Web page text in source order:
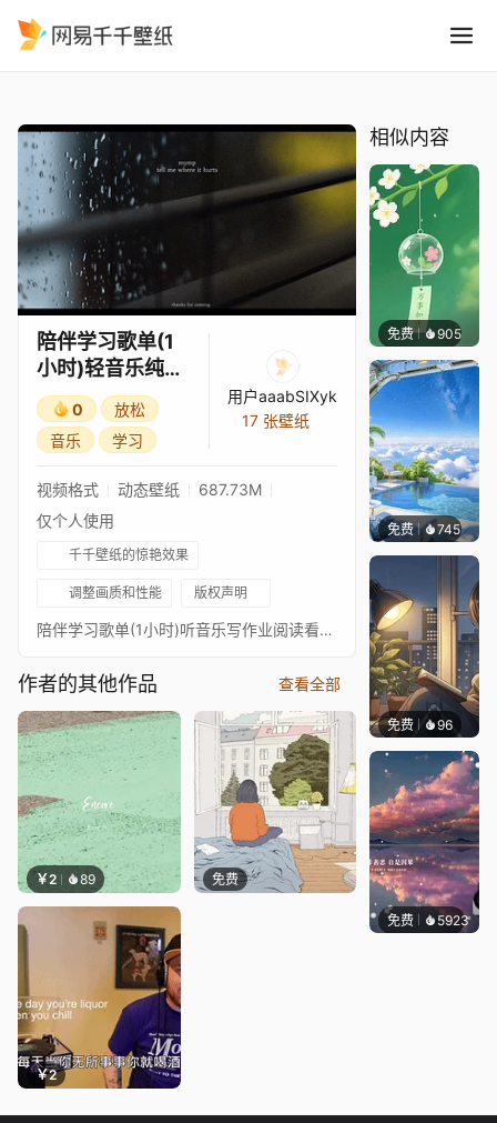
陪伴学习歌单(1
小时)轻音乐纯音
乐
0
放松
音乐
学习
用户aaabSIXyk
17 张壁纸
视频格式 动态壁纸
687.73M
仅个人使用
千千壁纸的惊艳效果
调整画质和性能 版权声明
陪伴学习歌单(1小时)听音乐写作业阅读看书深夜自习室考研复习工作写论文缓解焦虑放松心情睡前助眠好听音乐歌单治愈温柔的study轻音乐纯音乐舒缓Accompanying Learning Song List (1 hour) Listening to Music, Doing Homework, Reading Books, Late Night Study Room, Postgraduate Entrance Exam Review Work, Writing Papers, Relieving Anxiety, Relaxing Mood, Sleep Aid Before Going to Bed, Listening to Music Song List, Healing Gentle Study, Light Music, Pure Music, Soothing
作者的其他作品 查看全部
￥2 89 免费
￥2
相似内容
免费 905好看
免费 745豆子
免费 96
免费 5923冰茶